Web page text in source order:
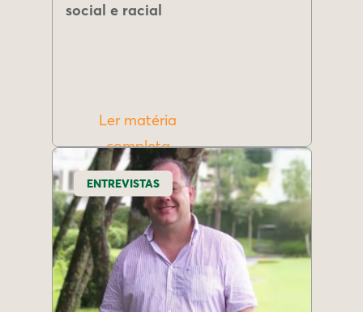
social e racial
Ler matéria
completa
ENTREVISTAS